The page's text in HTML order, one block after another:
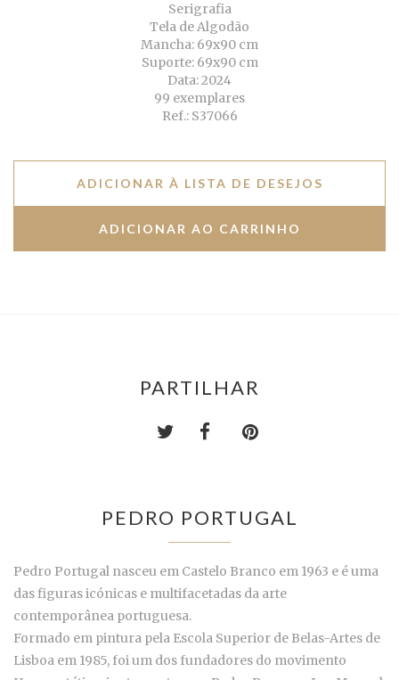
Serigrafia
Tela de Algodão
Mancha: 69x90 cm
Suporte: 69x90 cm
Data: 2024
99 exemplares
Ref.: S37066
ADICIONAR À LISTA DE DESEJOS
PARTILHAR
PEDRO PORTUGAL
Pedro Portugal nasceu em Castelo Branco em 1963 e é uma
das figuras icónicas e multifacetadas da arte
contemporânea portuguesa.
Formado em pintura pela Escola Superior de Belas-Artes de
Lisboa em 1985, foi um dos fundadores do movimento